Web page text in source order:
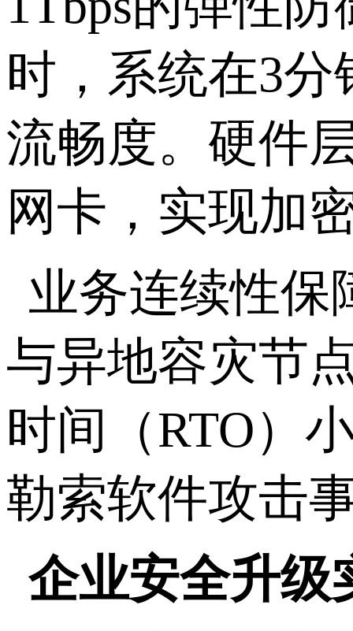
时，系统在3分
流畅度。硬件
网卡，实现加
业务连续性保
与异地容灾节
时间（RTO）
勒索软件攻击
企业安全升级